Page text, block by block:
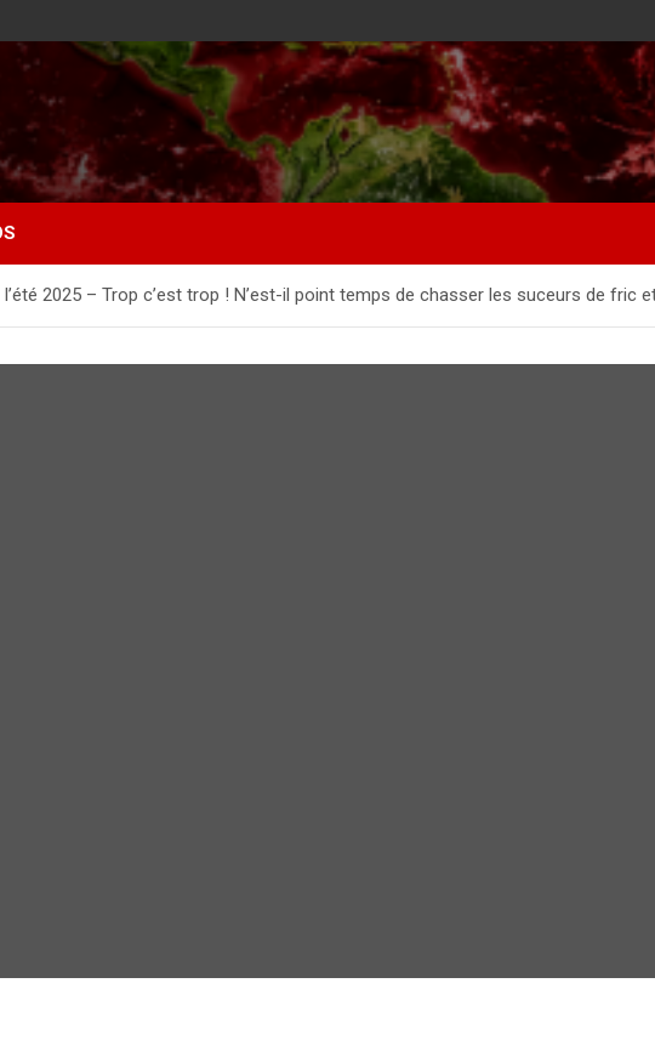
2025 – Trop c’est trop ! N’est-il point temps de chasser les suceurs de fric